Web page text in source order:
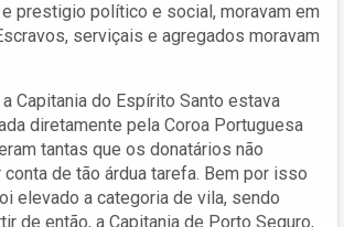
prestigio político e social, moravam em
serviçais e agregados moravam
Capitania do Espírito Santo estava
diretamente pela Coroa Portuguesa
tantas que os donatários não
de tão árdua tarefa. Bem por isso
elevado a categoria de vila, sendo
de então, a Capitania de Porto Seguro,